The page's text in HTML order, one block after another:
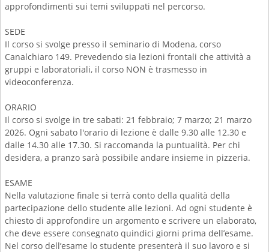
approfondimenti sui temi sviluppati nel percorso.
SEDE
Il corso si svolge presso il seminario di Modena, corso
Canalchiaro 149. Prevedendo sia lezioni frontali che attività a
gruppi e laboratoriali, il corso NON è trasmesso in
videoconferenza.
ORARIO
Il corso si svolge in tre sabati: 21 febbraio; 7 marzo; 21 marzo
2026. Ogni sabato l'orario di lezione è dalle 9.30 alle 12.30 e
dalle 14.30 alle 17.30. Si raccomanda la puntualità. Per chi
desidera, a pranzo sarà possibile andare insieme in pizzeria.
ESAME
Nella valutazione finale si terrà conto della qualità della
partecipazione dello studente alle lezioni. Ad ogni studente è
chiesto di approfondire un argomento e scrivere un elaborato,
che deve essere consegnato quindici giorni prima dell’esame.
Nel corso dell’esame lo studente presenterà il suo lavoro e si